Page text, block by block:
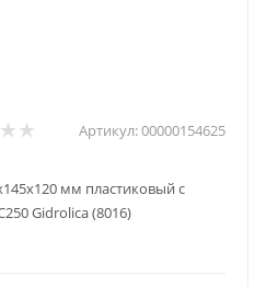
Артикул:00000154625
мм пластиковый с
Gidrolica (8016)